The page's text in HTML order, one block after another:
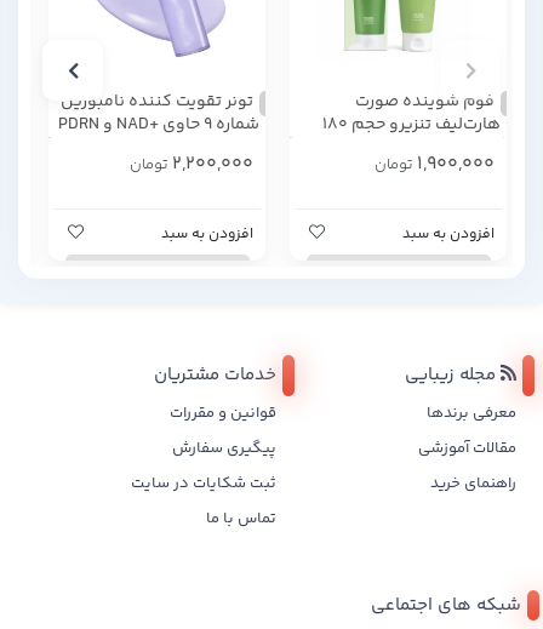
فوم شوینده صورت
هارت‌لیف تنزیرو حجم 180
گرم
1,900,000 تومان
افزودن به سبد
تونر تقویت کننده نامبوزین
شماره 9 حاوی +NAD و PDRN
2,200,000 تومان
افزودن به سبد
مجله زیبایی
معرفی برندها
مقالات آموزشی
راهنمای خرید
خدمات مشتریان
قوانین و مقررات
پیگیری سفارش
ثبت شکایات در سایت
تماس با ما
شبکه های اجتماعی